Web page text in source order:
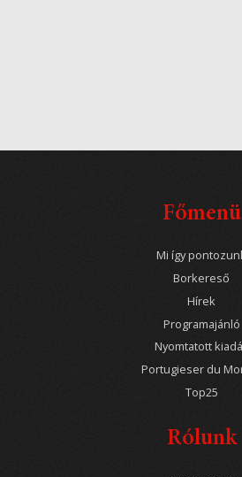
Főmenü
Mi így
Borkereső
Hírek
Programajánló
Nyomtatott
Portugieser du
Top25
Rólunk